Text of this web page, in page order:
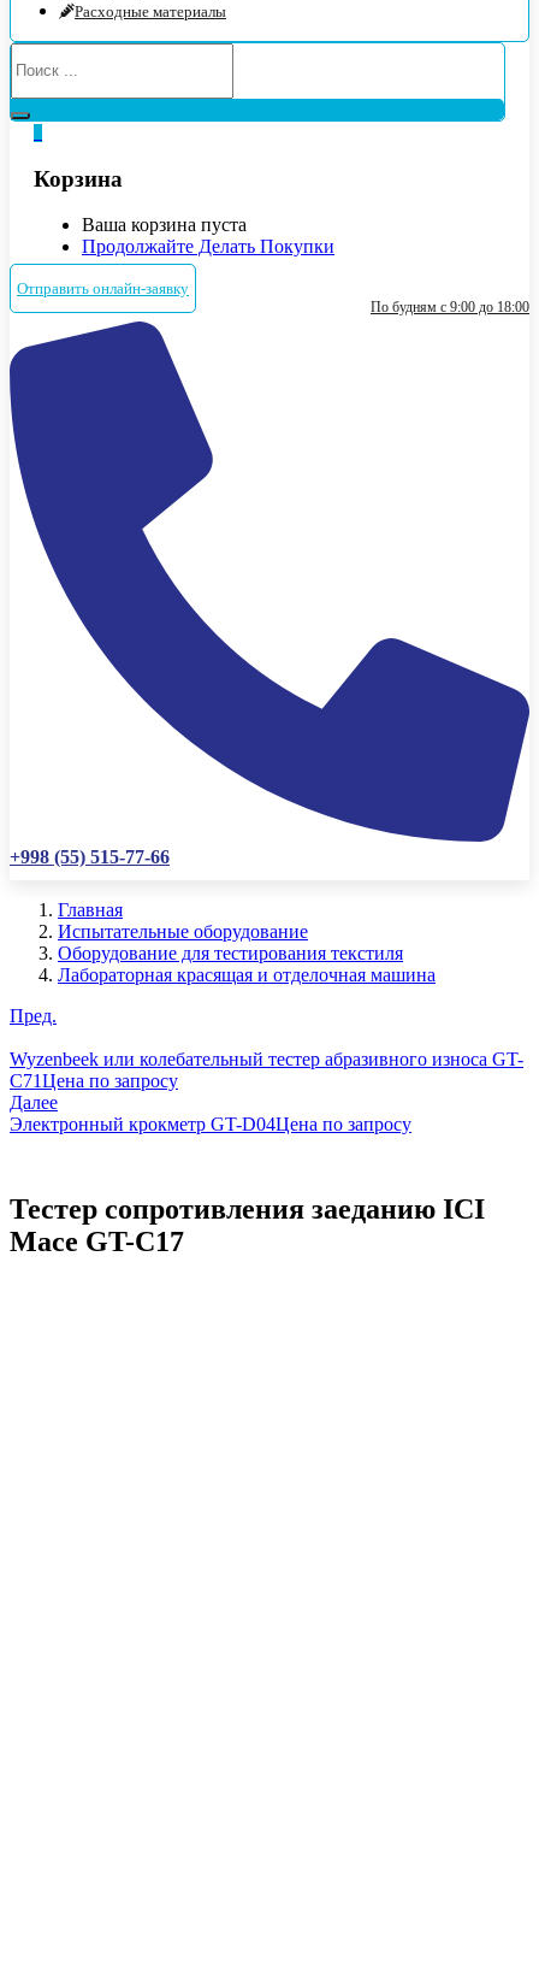
Расходные материалы
Корзина
Ваша корзина пуста
Продолжайте Делать Покупки
Отправить онлайн-заявку
По будням с 9:00 до 18:00
+998 (55) 515-77-66
Главная
Испытательные оборудование
Оборудование для тестирования текстиля
Лабораторная красящая и отделочная машина
Пред.
Wyzenbeek или колебательный тестер абразивного износа GT-
C71Цена по запросу
Далее
Электронный крокметр GT-D04Цена по запросу
Тестер сопротивления заеданию ICI
Mace GT-C17